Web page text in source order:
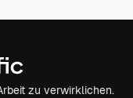
zu verwirklichen.